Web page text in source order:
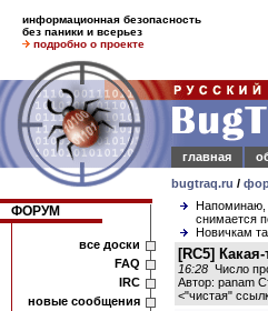
информационная безопасность
без паники и всерьез
подробно о проекте
главная
bugtraq.ru /
ФОРУМ
все доски
FAQ
IRC
новые сообщения
Напоминаю,
снимается
Новичкам
[RC5]
16:28 Число
Автор: panam
<"чистая"